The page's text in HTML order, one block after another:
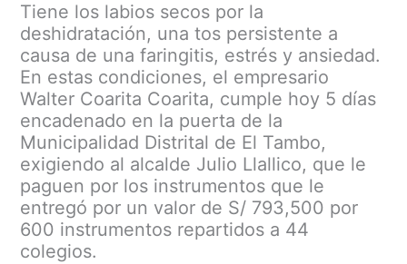
Menu
Tiene los labios secos por la
deshidratación, una tos persistente a
causa de una faringitis, estrés y ansiedad.
En estas condiciones, el empresario
Walter Coarita Coarita, cumple hoy 5 días
encadenado en la puerta de la
Municipalidad Distrital de El Tambo,
exigiendo al alcalde Julio Llallico, que le
paguen por los instrumentos que le
entregó por un valor de S/ 793,500 por
600 instrumentos repartidos a 44
colegios.